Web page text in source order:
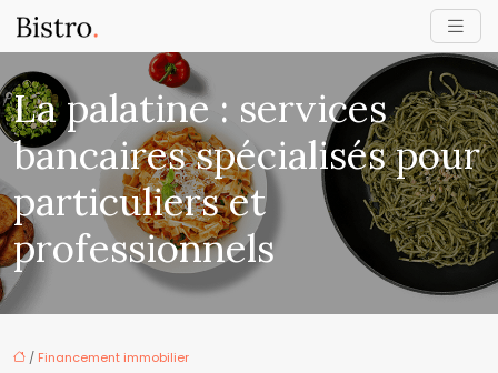
La palatine : services
bancaires spécialisés pour
particuliers et
professionnels
/ Financement immobilier